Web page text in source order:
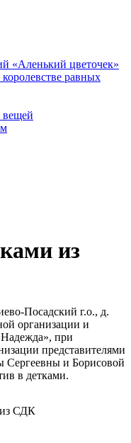
«Аленький цветочек»
равных
вещей
из
Посадский г.о., д.
организации и
при
представителями
и Борисовой
в детками.